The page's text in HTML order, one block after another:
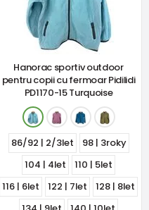
Hanorac sportiv outdoor
pentru copii cu fermoar Pidilidi
PD1170-15 Turquoise
86/92 | 2/3let
98 | 3roky
104 | 4let
110 | 5let
116 | 6let
122 | 7let
128 | 8let